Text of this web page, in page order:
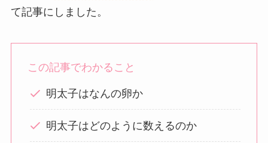
て記事にしました。
この記事でわかること
明太子はなんの卵か
明太子はどのように数えるのか